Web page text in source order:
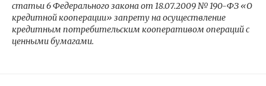
статьи 6 Федерального закона от 18.07.2009 № 190-ФЗ «О
кредитной кооперации» запрету на осуществление
кредитным потребительским кооперативом операций с
ценными бумагами.